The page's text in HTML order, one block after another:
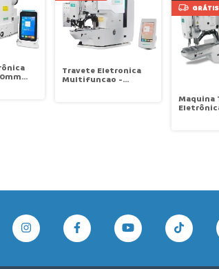
Travete Eletronica
Multifuncao -
GRÁTIS
Maquina